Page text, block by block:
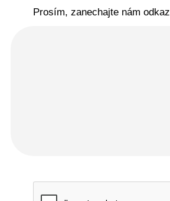
Prosím, zanechajte nám odkaz